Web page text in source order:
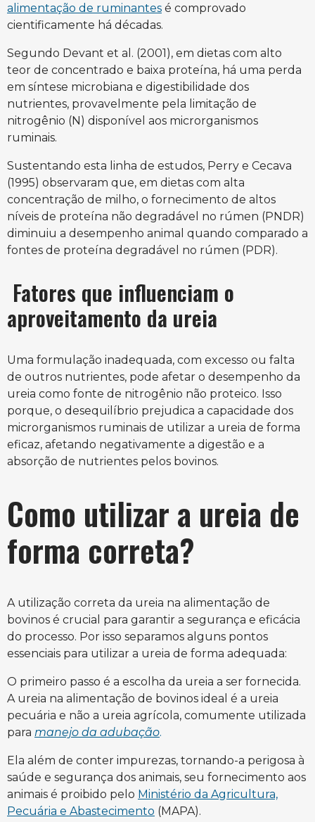
alimentação de ruminantes é comprovado
cientificamente há décadas.
Segundo Devant et al. (2001), em dietas com alto
teor de concentrado e baixa proteína, há uma perda
em síntese microbiana e digestibilidade dos
nutrientes, provavelmente pela limitação de
nitrogênio (N) disponível aos microrganismos
ruminais.
Sustentando esta linha de estudos, Perry e Cecava
(1995) observaram que, em dietas com alta
concentração de milho, o fornecimento de altos
níveis de proteína não degradável no rúmen (PNDR)
diminuiu a desempenho animal quando comparado a
fontes de proteína degradável no rúmen (PDR).
Fatores que influenciam o
aproveitamento da ureia
Uma formulação inadequada, com excesso ou falta
de outros nutrientes, pode afetar o desempenho da
ureia como fonte de nitrogênio não proteico. Isso
porque, o desequilíbrio prejudica a capacidade dos
microrganismos ruminais de utilizar a ureia de forma
eficaz, afetando negativamente a digestão e a
absorção de nutrientes pelos bovinos.
Como utilizar a ureia de
forma correta?
A utilização correta da ureia na alimentação de
bovinos é crucial para garantir a segurança e eficácia
do processo. Por isso separamos alguns pontos
essenciais para utilizar a ureia de forma adequada:
O primeiro passo é a escolha da ureia a ser fornecida.
A ureia na alimentação de bovinos ideal é a ureia
pecuária e não a ureia agrícola, comumente utilizada
para manejo da adubação.
Ela além de conter impurezas, tornando-a perigosa à
saúde e segurança dos animais, seu fornecimento aos
animais é proibido pelo Ministério da Agricultura,
Pecuária e Abastecimento (MAPA).